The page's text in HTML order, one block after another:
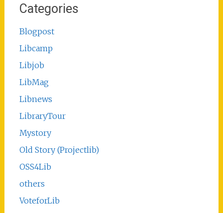
Categories
Blogpost
Libcamp
Libjob
LibMag
Libnews
LibraryTour
Mystory
Old Story (Projectlib)
OSS4Lib
others
VoteforLib